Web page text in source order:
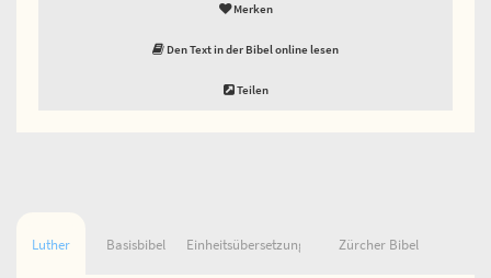
Merken
Den Text in der Bibel online lesen
Teilen
Luther Basisbibel Einheitsübersetzung Zürcher Bibel